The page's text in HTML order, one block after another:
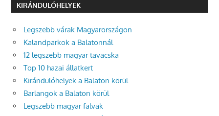
KIRÁNDULÓHELYEK
Legszebb várak Magyarországon
Kalandparkok a Balatonnál
12 legszebb magyar tavacska
Top 10 hazai állatkert
Kirándulóhelyek a Balaton körül
Barlangok a Balaton körül
Legszebb magyar falvak